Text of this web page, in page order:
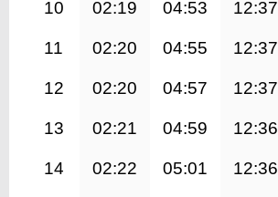
10 02:19 04:53 12:37
11 02:20 04:55 12:37
12 02:20 04:57 12:37
13 02:21 04:59 12:36
14 02:22 05:01 12:36